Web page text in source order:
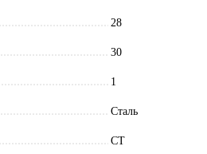
28
30
1
Сталь
СT